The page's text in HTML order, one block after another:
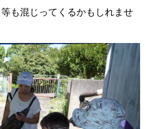
も混じってくるかもしれませ